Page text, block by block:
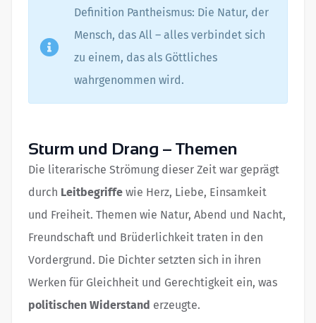
Definition Pantheismus: Die Natur, der
Mensch, das All – alles verbindet sich
zu einem, das als Göttliches
wahrgenommen wird.
Sturm und Drang – Themen
Die literarische Strömung dieser Zeit war geprägt
durch Leitbegriffe wie Herz, Liebe, Einsamkeit
und Freiheit. Themen wie Natur, Abend und Nacht,
Freundschaft und Brüderlichkeit traten in den
Vordergrund. Die Dichter setzten sich in ihren
Werken für Gleichheit und Gerechtigkeit ein, was
politischen Widerstand erzeugte.